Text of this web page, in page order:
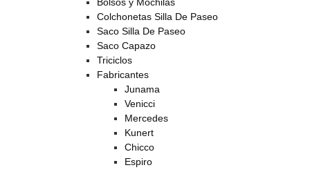
Colchonetas Silla De Paseo
Saco Silla De Paseo
Saco Capazo
Triciclos
Fabricantes
Junama
Venicci
Mercedes
Kunert
Chicco
Espiro